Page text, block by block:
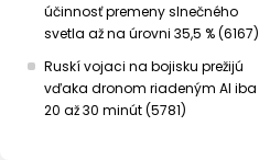
účinnosť premeny slnečného
svetla až na úrovni 35,5 % (6167)
Ruskí vojaci na bojisku prežijú
vďaka dronom riadeným AI iba
20 až 30 minút (5781)